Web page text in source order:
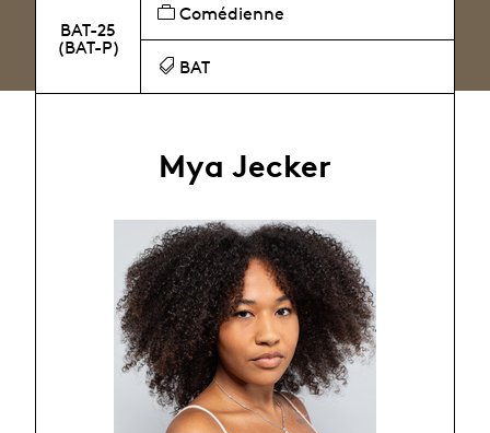
BAT-25
(BAT-P)
Comédienne
BAT
Mya Jecker